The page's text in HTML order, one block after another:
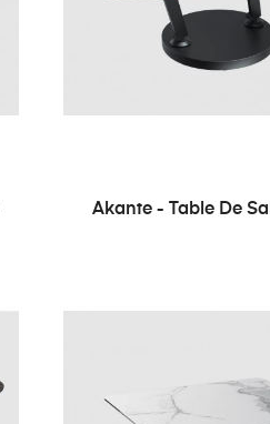
Akante - Table De